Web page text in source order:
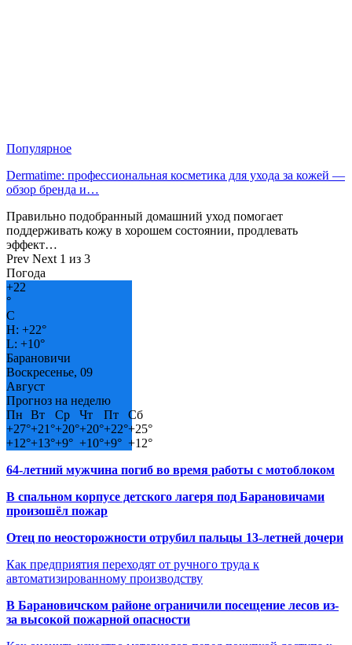
Популярное
Dermatime: профессиональная косметика для ухода за кожей —
обзор бренда и…
Правильно подобранный домашний уход помогает
поддерживать кожу в хорошем состоянии, продлевать
эффект…
Prev Next 1 из 3
Погода
+22
°
C
H: +22°
L: +10°
Барановичи
Воскресенье, 09
Август
Прогноз на неделю
Пн
Вт Ср Чт Пт
Сб
+27°+21°+20°+20°+22°+25°
+12°+13°+9° +10°+9° +12°
64-летний мужчина погиб во время работы с мотоблоком
В спальном корпусе детского лагеря под Барановичами
произошёл пожар
Отец по неосторожности отрубил пальцы 13-летней дочери
Как предприятия переходят от ручного труда к
автоматизированному производству
В Барановичском районе ограничили посещение лесов из-
за высокой пожарной опасности